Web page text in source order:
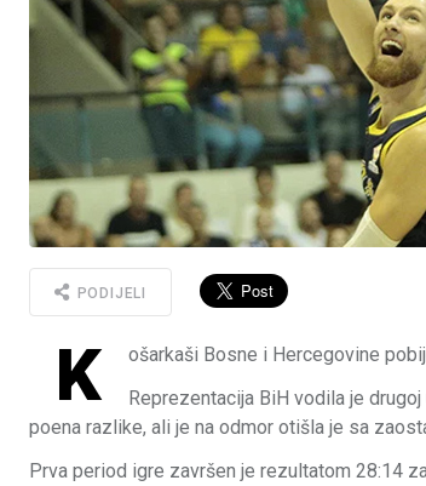
PODIJELI
K
ošarkaši Bosne i Hercegovine
Reprezentacija BiH vodila je
poena razlike, ali je na odmor otišla je sa
Prva period igre završen je rezultatom 28:14